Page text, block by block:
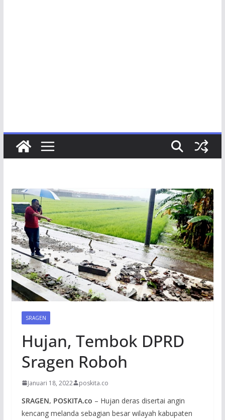
SRAGEN
Hujan, Tembok DPRD
Sragen Roboh
Januari 18, 2022 poskita.co
SRAGEN, POSKITA.co – Hujan deras disertai angin
kencang melanda sebagian besar wilayah kabupaten